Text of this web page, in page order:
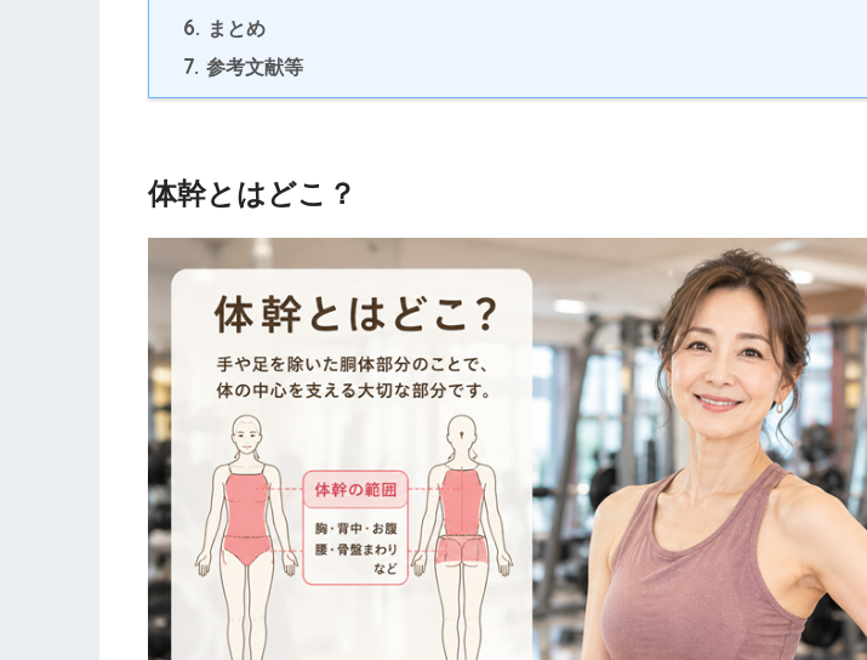
6. まとめ
7. 参考文献等
体幹とはどこ？